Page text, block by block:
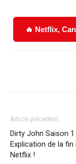
🔥 Netflix,
Article précédent
Dirty John Saison 1
Explication de la fin
Netflix !